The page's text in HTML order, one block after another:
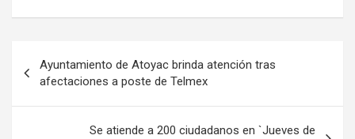
de
entradas
Ayuntamiento de Atoyac brinda atención tras
afectaciones a poste de Telmex
Se atiende a 200 ciudadanos en `Jueves de